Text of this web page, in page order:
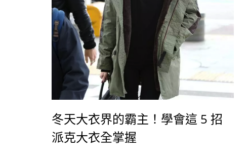
冬天大衣界的霸主！學會這 5 招
派克大衣全掌握